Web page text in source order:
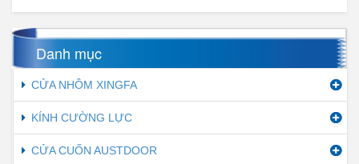
Danh mục
CỬA NHÔM XINGFA
KÍNH CƯỜNG LỰC
CỬA CUỐN AUSTDOOR